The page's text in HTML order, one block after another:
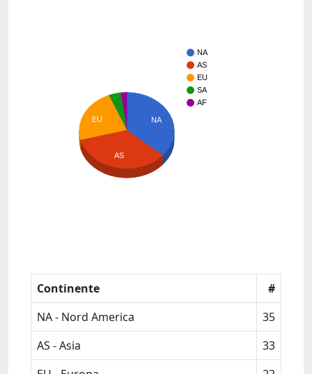
NA
AS
EU
SA
AF
NA
EU
AS
Continente
#
NA - Nord America
35
AS - Asia
33